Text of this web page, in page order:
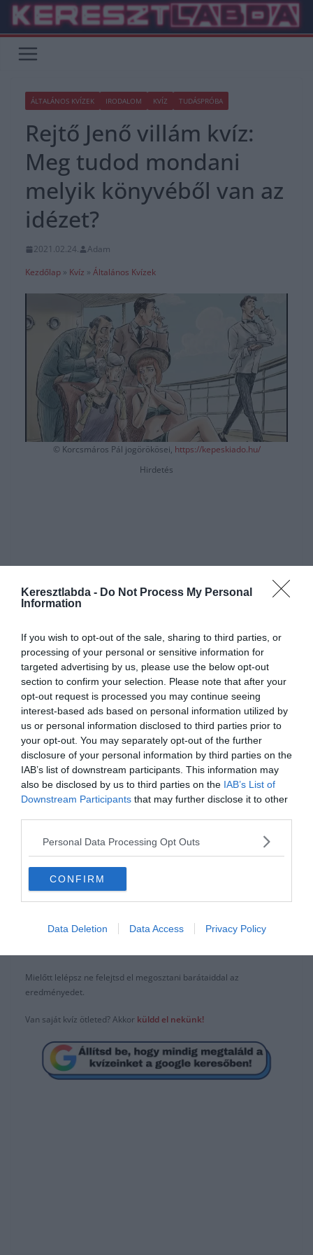
Keresztlabda - Do Not Process My Personal
Information
If you wish to opt-out of the sale, sharing to third parties, or
processing of your personal or sensitive information for
targeted advertising by us, please use the below opt-out
section to confirm your selection. Please note that after your
opt-out request is processed you may continue seeing
interest-based ads based on personal information utilized by
us or personal information disclosed to third parties prior to
your opt-out. You may separately opt-out of the further
disclosure of your personal information by third parties on the
IAB’s list of downstream participants. This information may
also be disclosed by us to third parties on the IAB’s List of
Downstream Participants that may further disclose it to other
Personal Data Processing Opt Outs
CONFIRM
Data Deletion Data Access Privacy Policy
Skip
content
ÁLTALÁNOS KVÍZEK IRODALOM KVÍZ TUDÁSPRÓBA
Rejtő Jenő villám kvíz:
Meg tudod mondani
melyik könyvéből van az
idézet?
2021.02.24.
Adam
Kezdőlap » Kvíz » Általános Kvízek
© Korcsmáros Pál jogörökösei, https://kepeskiado.hu/
Hirdetés
Nyilvánvaló, hogy azonnal felismerhető egyedi stílusával,
poénjaival, humorával és regényei mondatai között elrejtett
bölcsességeivel utánozhatatlanná vált, nem csak a magyar, hanem
a világirodalomban is. Legnagyobb sikereit, mint a légiós regények,
a humoros és bűnügyi kötetek P. Howard néven aratta, de kiváló
western történeteket is írt Gibson Lavery néven.
Korcsmáros Pál pedig rendkívül hitelesen ábrázolta Rejtő Jenő
figuráit és regényeinek jeleneteit képregény formájában.
Gyermekkorom egyik meghatározó olvasmánya volt így követni
ezeket a képes történeteket. Korcsmáros Gábornak, a nagy sikerű
grafikus unokájának és egyben a képregényeket újra
történetek 2003 óta újra kaphatóak, sokunk örömére.
[onionbuzz quizid=476][/onionbuzz]
Ha érdekelnek további kvízekittmegtalálod őket, illetve
Mielőtt lelépsz ne felejtsd el megosztani barátaiddal az
eredményedet.
Van saját kvíz ötleted? Akkor küldd el nekünk!